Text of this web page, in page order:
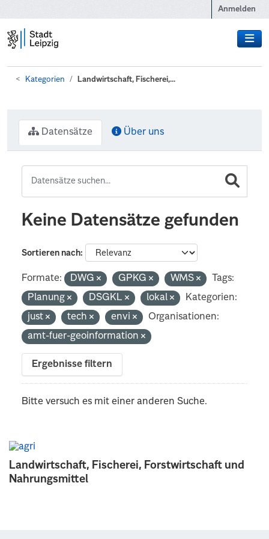
Anmelden
Kategorien Landwirtschaft, Fischerei,...
Landwirtschaft, Fischerei, Forstwirtschaft und
Nahrungsmittel
Datensätze Über uns
Keine Datensätze gefunden
Sortieren nach
Formate: DWG GPKG WMS
Tags:
Planung
DSGKL lokal
Kategorien:
just
tech envi
Organisationen:
amt-fuer-geoinformation
Ergebnisse filtern
Bitte versuch es mit einer anderen Suche.